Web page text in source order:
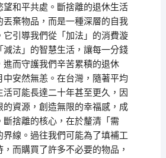
望和平共處。斷捨離的退休生活
丟棄物品，而是一種深層的自我
它引導我們從「加法」的消費漩
減法」的智慧生活，讓每一分錢
進而守護我們辛苦累積的退休
中安然無恙。在台灣，隨著平均
可能長達二十年甚至更久，因
的資源，創造無限的幸福感，成
斷捨離的核心，在於釐清「需
界線。過往我們可能為了填補工
而購買了許多不必要的物品，